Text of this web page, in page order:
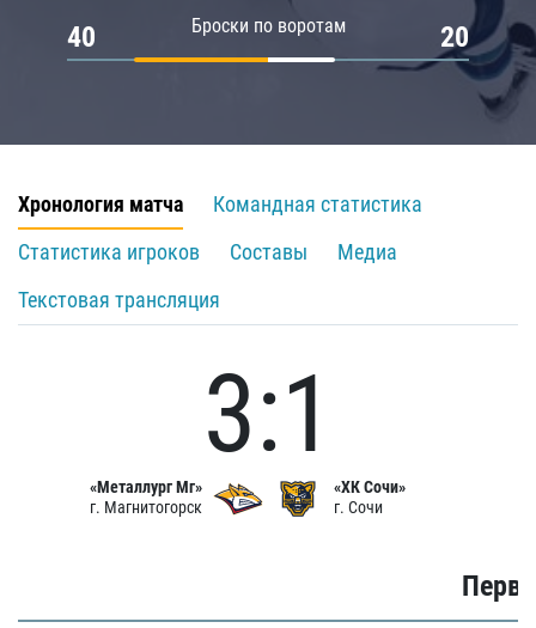
Броски по воротам
40 20
Хронология матча
Командная статистика
Статистика игроков
Составы
Медиа
Текстовая трансляция
«Металлург Мг»
г. Магнитогорск
3:1
«ХК Сочи»
г. Сочи